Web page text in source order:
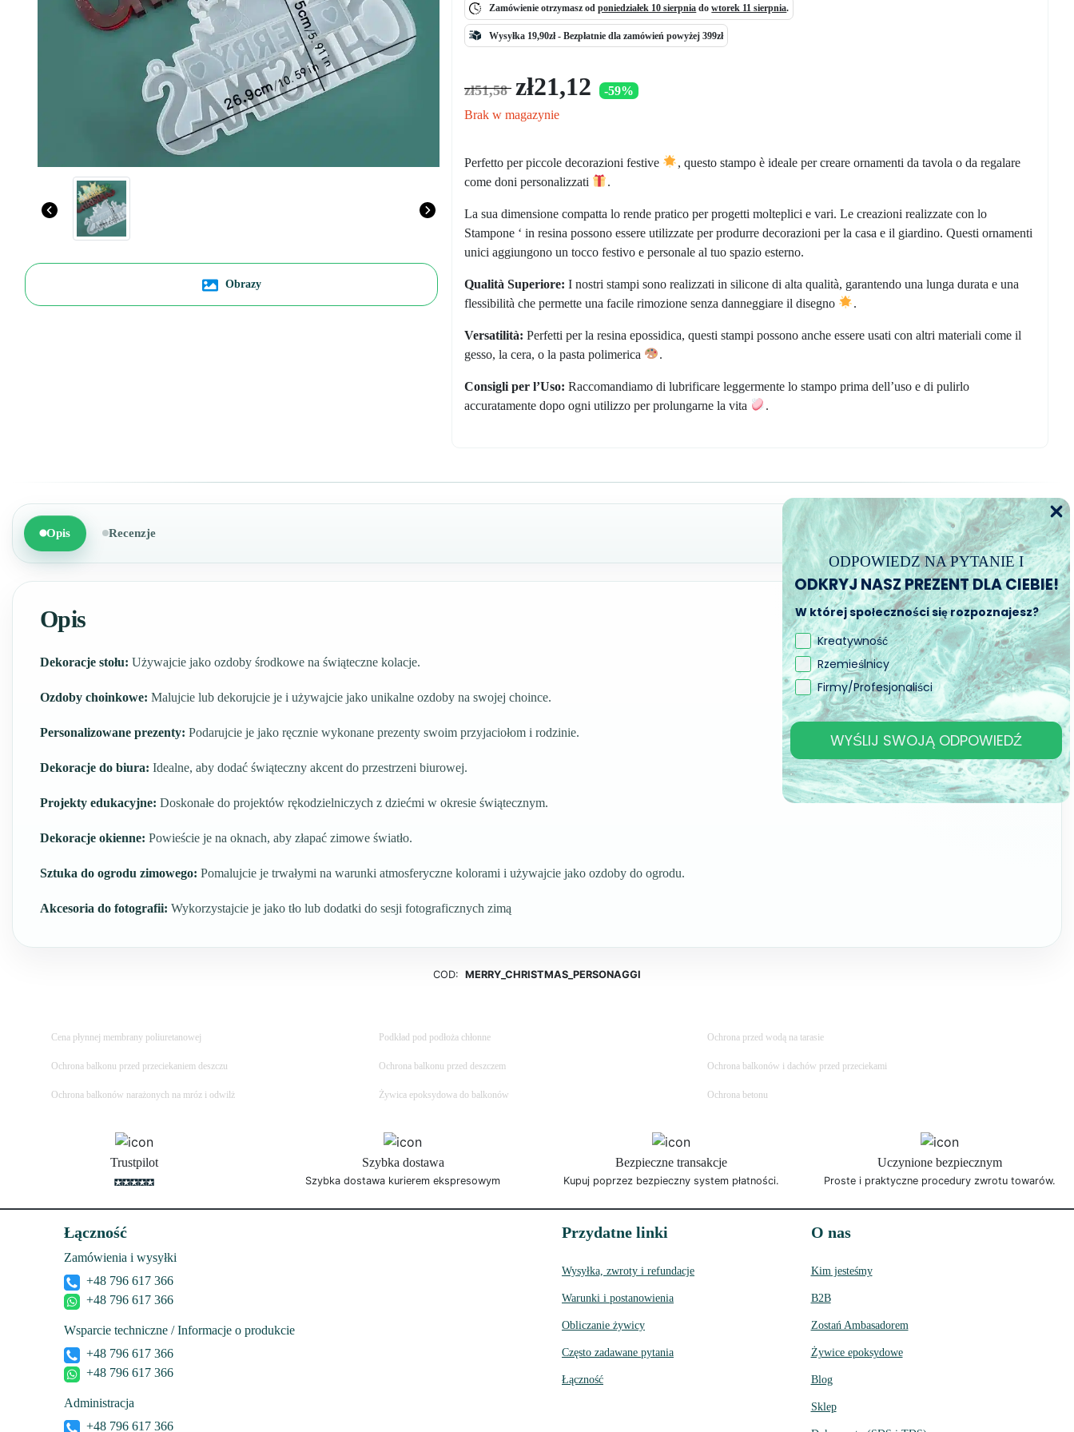
Obrazy
Zamówienie otrzymasz odponiedziałek 10 sierpnia dowtorek 11 sierpnia.
Wysyłka 19,90zł -Bezpłatnie dla zamówień powyżej 399zł
zł51,58
Pierwotna
cena
wynosiła:
zł21,12 cena-59%
Brak w magazynie
Perfetto per piccole decorazioni festive
, questo stampo è ideale per creare ornamenti da tavola o da regalare
come doni personalizzati
.
La sua dimensione compatta lo rende pratico per progetti molteplici e vari. Le creazioni realizzate con lo
Stampone ‘ in resina possono essere utilizzate per produrre decorazioni per la casa e il giardino. Questi ornamenti
unici aggiungono un tocco festivo e personale al tuo spazio esterno.
Qualità Superiore: I nostri stampi sono realizzati in silicone di alta qualità, garantendo una lunga durata e una
flessibilità che permette una facile rimozione senza danneggiare il disegno
.
Versatilità: Perfetti per la resina epossidica, questi stampi possono anche essere usati con altri materiali come il
gesso, la cera, o la pasta polimerica
.
Consigli per l’Uso: Raccomandiamo di lubrificare leggermente lo stampo prima dell’uso e di pulirlo
accuratamente dopo ogni utilizzo per prolungarne la vita
.
Opis Recenzje
Opis
Dekoracje stołu: Używajcie jako ozdoby środkowe na świąteczne kolacje.
Ozdoby choinkowe: Malujcie lub dekorujcie je i używajcie jako unikalne ozdoby na swojej choince.
Personalizowane prezenty: Podarujcie je jako ręcznie wykonane prezenty swoim przyjaciołom i rodzinie.
Dekoracje do biura: Idealne, aby dodać świąteczny akcent do przestrzeni biurowej.
Projekty edukacyjne: Doskonałe do projektów rękodzielniczych z dziećmi w okresie świątecznym.
Dekoracje okienne: Powieście je na oknach, aby złapać zimowe światło.
Sztuka do ogrodu zimowego: Pomalujcie je trwałymi na warunki atmosferyczne kolorami i używajcie jako ozdoby do ogrodu.
Akcesoria do fotografii: Wykorzystajcie je jako tło lub dodatki do sesji fotograficznych zimą
COD: MERRY_CHRISTMAS_PERSONAGGI
Cena płynnej membrany poliuretanowej Podkład pod podłoża chłonne Ochrona przed wodą na tarasie
Ochrona balkonu przed przeciekaniem deszczu Ochrona balkonu przed deszczem Ochrona balkonów i dachów przed przeciekami
Ochrona balkonów narażonych na mróz i odwilż Żywica epoksydowa do balkonów Ochrona betonu
Trustpilot Szybka dostawa
Szybka dostawa kurierem ekspresowym
Bezpieczne transakcje
Kupuj poprzez bezpieczny system płatności.
Uczynione bezpiecznym
Proste i praktyczne procedury zwrotu towarów.
Łączność
Zamówienia i wysyłki
+48 796 617 366
+48 796 617 366
Wsparcie techniczne / Informacje o produkcie
+48 796 617 366
+48 796 617 366
Administracja
+48 796 617 366
Przydatne linki
Wysyłka, zwroty i refundacje
Warunki i postanowienia
Obliczanie żywicy
Często zadawane pytania
Łączność
O nas
Kim jesteśmy
B2B
Zostań Ambasadorem
Żywice epoksydowe
Blog
Sklep
ODPOWIEDZ NA PYTANIE I
ODKRYJ NASZ PREZENT DLA CIEBIE!
W której społeczności się rozpoznajesz?
Kreatywność
Rzemieślnicy
Firmy/Profesjonaliści
WYŚLIJ SWOJĄ ODPOWIEDŹ